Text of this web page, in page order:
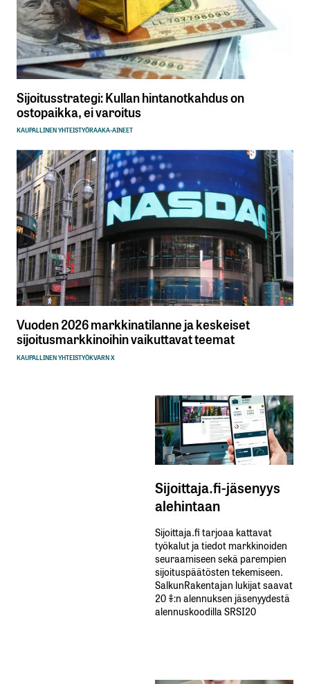
Sijoitusstrategi: Kullan hintanotkahdus on
ostopaikka, ei varoitus
KAUPALLINEN YHTEISTYÖRAAKA-AINEET
Vuoden 2026 markkinatilanne ja keskeiset
sijoitusmarkkinoihin vaikuttavat teemat
KAUPALLINEN YHTEISTYÖKVARN X
Sijoittaja.fi-jäsenyys
alehintaan
Sijoittaja.fi tarjoaa kattavat
työkalut ja tiedot markkinoiden
seuraamiseen sekä parempien
sijoituspäätösten tekemiseen.
SalkunRakentajan lukijat saavat
20 %:n alennuksen jäsenyydestä
alennuskoodilla SRSI20